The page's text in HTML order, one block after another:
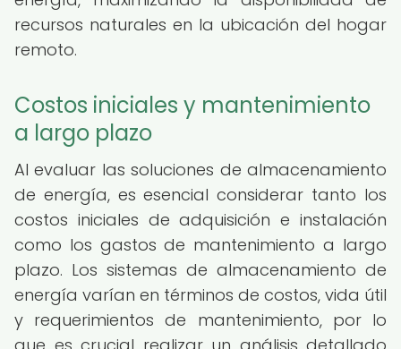
recursos naturales en la ubicación del hogar
remoto.
Costos iniciales y mantenimiento
a largo plazo
Al evaluar las soluciones de almacenamiento
de energía, es esencial considerar tanto los
costos iniciales de adquisición e instalación
como los gastos de mantenimiento a largo
plazo. Los sistemas de almacenamiento de
energía varían en términos de costos, vida útil
y requerimientos de mantenimiento, por lo